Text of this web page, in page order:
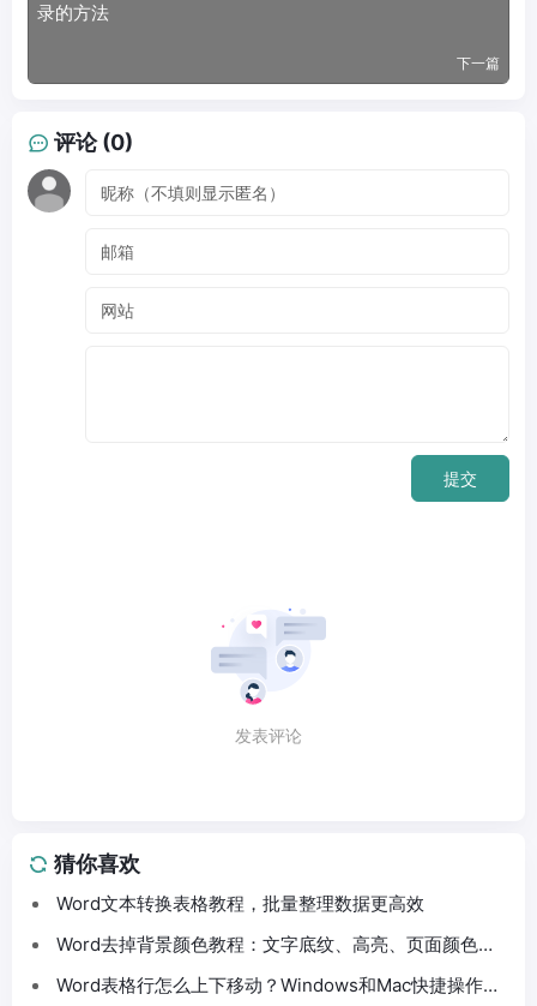
录的方法
下一篇
评论 (0)
提交
发表评论
猜你喜欢
Word文本转换表格教程，批量整理数据更高效
Word去掉背景颜色教程：文字底纹、高亮、页面颜色这
样处理
Word表格行怎么上下移动？Windows和Mac快捷操作分